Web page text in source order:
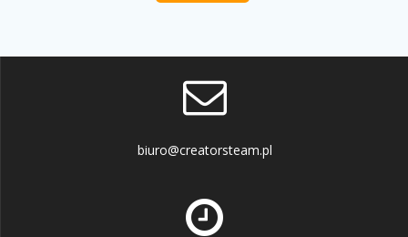
biuro@creatorsteam.pl